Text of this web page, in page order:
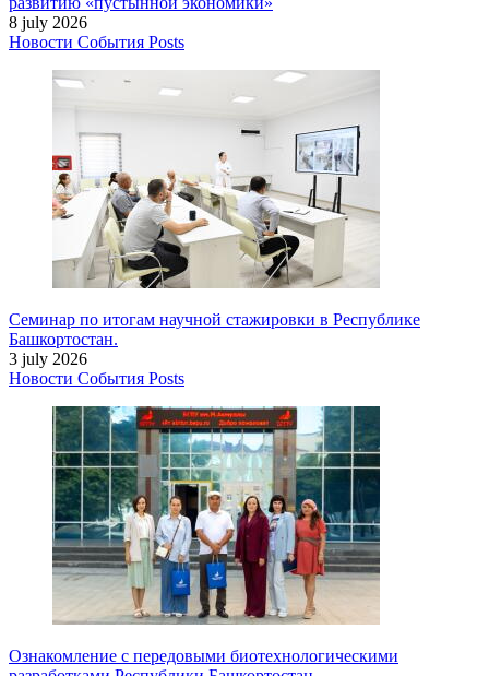
8 july 2026
Новости События Posts
Семинар по итогам научной стажировки в Республике
Башкортостан.
3 july 2026
Новости События Posts
Ознакомление с передовыми биотехнологическими